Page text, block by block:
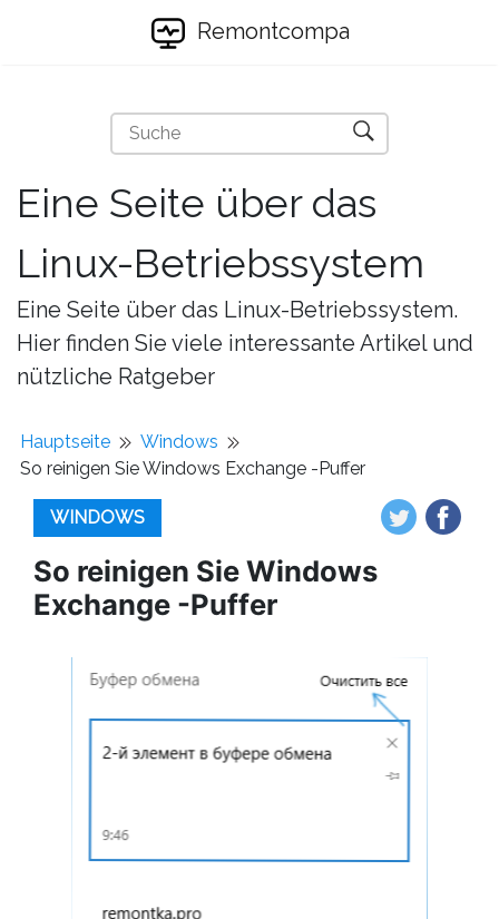
Remontcompa
Eine Seite über das
Linux-Betriebssystem
Eine Seite über das Linux-Betriebssystem.
Hier finden Sie viele interessante Artikel und
nützliche Ratgeber
Hauptseite
Windows
So reinigen Sie Windows Exchange -Puffer
WINDOWS
So reinigen Sie Windows
Exchange -Puffer